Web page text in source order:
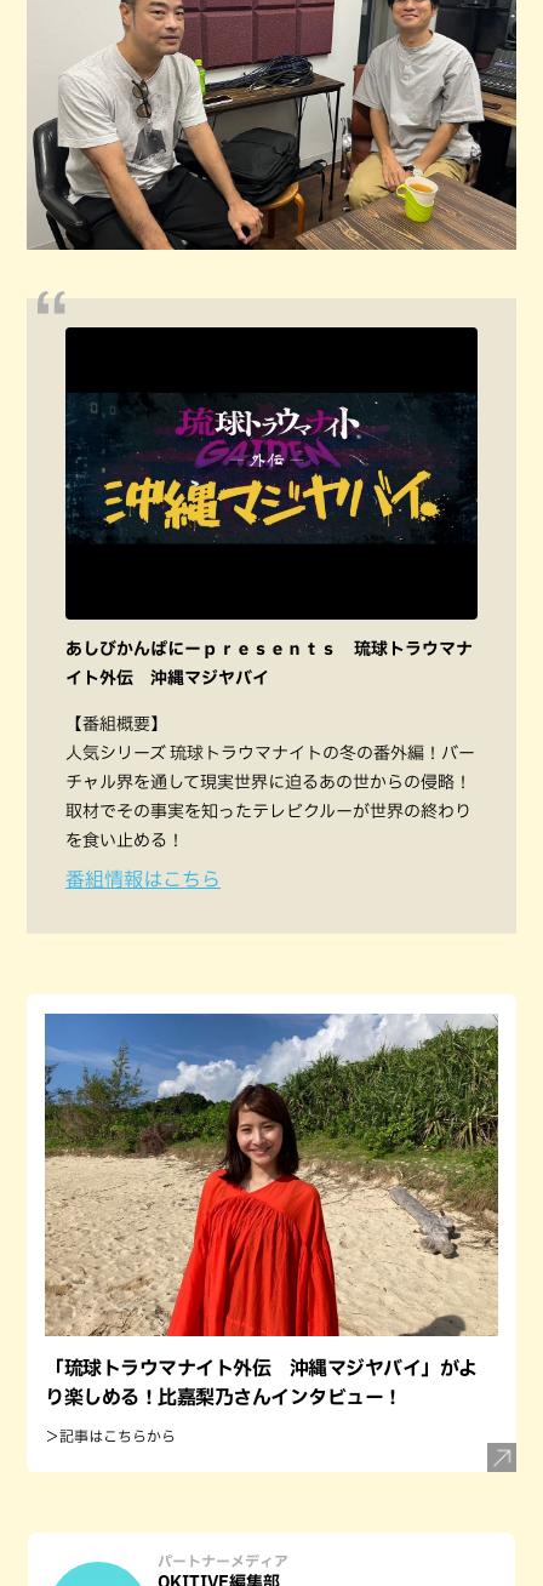
あしびかんぱにーｐｒｅｓｅｎｔｓ 琉球トラウマナ
イト外伝 沖縄マジヤバイ
【番組概要】
人気シリーズ 琉球トラウマナイトの冬の番外編！バー
チャル界を通して現実世界に迫るあの世からの侵略！
取材でその事実を知ったテレビクルーが世界の終わり
を食い止める！
番組情報はこちら
「琉球トラウマナイト外伝 沖縄マジヤバイ」がよ
り楽しめる！比嘉梨乃さんインタビュー！
＞記事はこちらから
パートナーメディア
OKITIVE編集部